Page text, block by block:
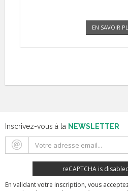
EN SAVOIR
Inscrivez-vous à la NEWSLETTER
reCAPTCHA is
En validant votre inscription, vous